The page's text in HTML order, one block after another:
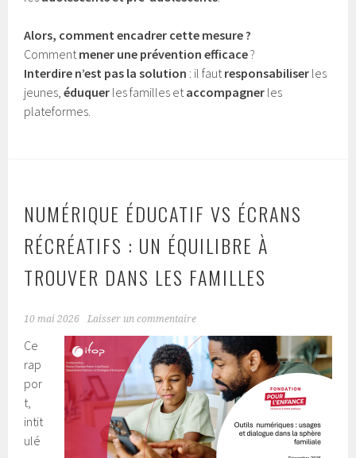
Alors, comment encadrer cette mesure ?
Commentmener une prévention efficace?
Interdire n’est pas la solution : il fautresponsabiliser les
jeunes,éduquer les familles etaccompagner les
plateformes.
NUMÉRIQUE ÉDUCATIF VS ÉCRANS
RÉCRÉATIFS : UN ÉQUILIBRE À
TROUVER DANS LES FAMILLES
10 mai 2026 Laisser un commentaire
Ce
rap
por
t,
intit
ulé